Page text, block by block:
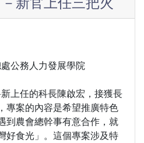
公務人力發展學院
上任的科長陳啟宏，接獲長
專案的內容是希望推廣特色
到農會總幹事有意合作，就
好食光」。這個專案涉及特